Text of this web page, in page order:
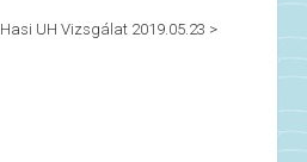
Hasi UH Vizsgálat 2019.05.23 >